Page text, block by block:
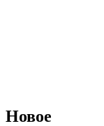
Новое